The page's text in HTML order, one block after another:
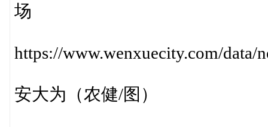
场
https://www.wenxuecity.com/data/
安大为（农健/图）